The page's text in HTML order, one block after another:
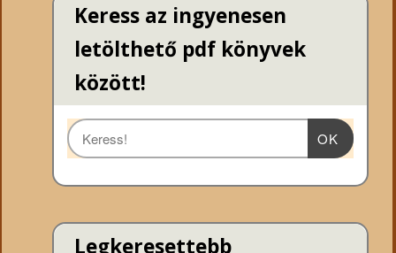
Keress az ingyenesen
letölthető pdf könyvek
között!
OK
Legkeresettebb